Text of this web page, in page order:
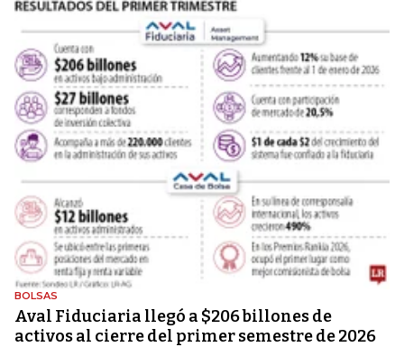
BOLSAS
Aval Fiduciaria llegó a $206 billones de
activos al cierre del primer semestre de 2026